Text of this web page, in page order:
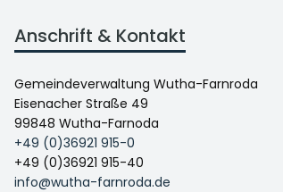
Anschrift & Kontakt
Gemeindeverwaltung Wutha-Farnroda
Eisenacher Straße 49
99848 Wutha-Farnoda
+49 (0)36921 915-0
+49 (0)36921 915-40
info@wutha-farnroda.de